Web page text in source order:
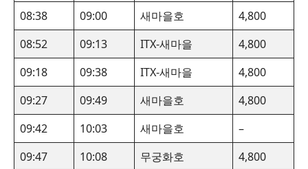
08:38
09:00 새마을호
4,800
08:52
09:13 ITX-새마을
4,800
09:18
09:38 ITX-새마을
4,800
09:27
09:49 새마을호
4,800
09:42
10:03 새마을호
–
09:47
10:08 무궁화호
4,800